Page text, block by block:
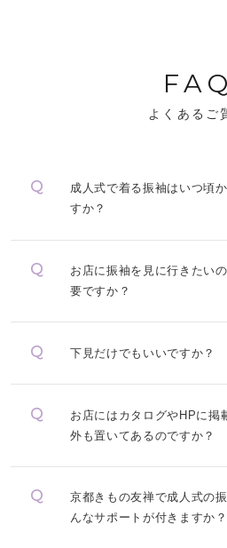
FAQ
よくあるご
成人式で着る振袖はいつ頃
すか？
お店に振袖を見に行きたい
要ですか？
下見だけでもいいですか？
お店にはカタログやHPに掲
外も置いてあるのですか？
京都きもの友禅で成人式の
んなサポートが付きますか？